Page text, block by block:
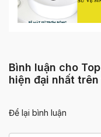
Bình luận cho
hiện đại nhất
Để lại bình luận